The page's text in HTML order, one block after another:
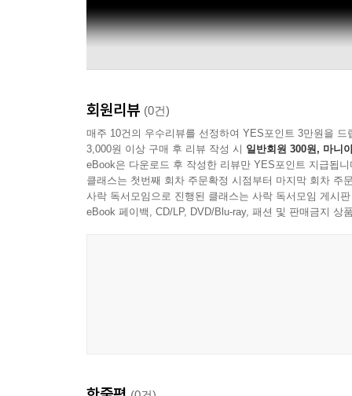
회원리뷰 (0건)
매주 10건의 우수리뷰를 선정하여 YES포인트 3만원을 드
3,000원 이상 구매 후 리뷰 작성 시 일반회원 300원, 마니
eBook은 다운로드 후 작성한 리뷰만 YES포인트 지급됩니
클래스는 첫번째 회차 주문확정 시점부터 마지막 회차 주
사락 독서모임으로 진행된 클래스는 사락 독서모임 게시
eBook 페이백, CD/LP, DVD/Blu-ray, 패션 및 판매금지 상